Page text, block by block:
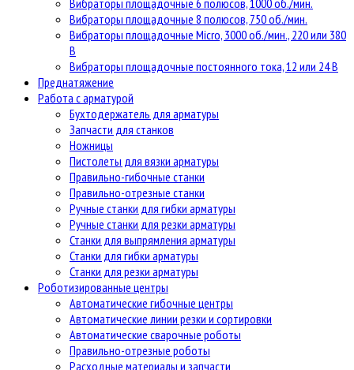
Вибраторы площадочные 6 полюсов, 1000 об./мин.
Вибраторы площадочные 8 полюсов, 750 об./мин.
Вибраторы площадочные Micro, 3000 об./мин., 220 или 380
В
Вибраторы площадочные постоянного тока, 12 или 24 В
Преднатяжение
Работа с арматурой
Бухтодержатель для арматуры
Запчасти для станков
Ножницы
Пистолеты для вязки арматуры
Правильно-гибочные станки
Правильно-отрезные станки
Ручные станки для гибки арматуры
Ручные станки для резки арматуры
Станки для выпрямления арматуры
Станки для гибки арматуры
Станки для резки арматуры
Роботизированные центры
Автоматические гибочные центры
Автоматические линии резки и сортировки
Автоматические сварочные роботы
Правильно-отрезные роботы
Расходные материалы и запчасти